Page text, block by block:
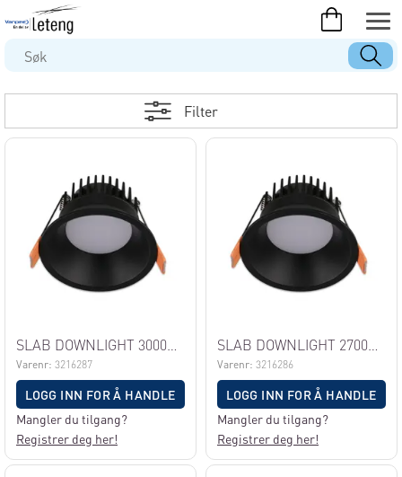
Filter
Varenr: 3216287
LOGG INN FOR Å HANDLE
Mangler du tilgang?
Registrer deg her!
Varenr: 3216286
LOGG INN FOR Å HANDLE
Mangler du tilgang?
Registrer deg her!